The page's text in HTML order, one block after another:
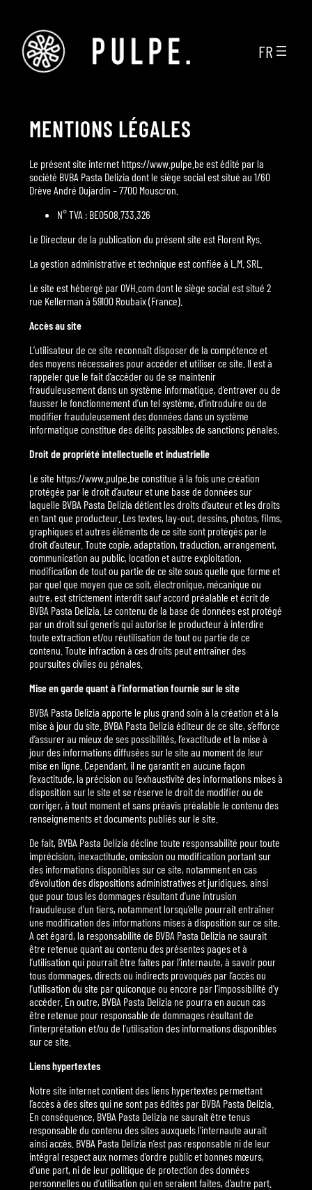
contenu
FR
MENTIONS LÉGALES
Le présent site internet https://www.pulpe.be est édité par la
société BVBA Pasta Delizia dont le siège social est situé au 1/60
Drève André Dujardin – 7700 Mouscron.
N° TVA : BE0508.733.326
Le Directeur de la publication du présent site est Florent Rys.
La gestion administrative et technique est confiée à L.M. SRL.
Le site est hébergé par OVH.com dont le siège social est situé 2
rue Kellerman à 59100 Roubaix (France).
Accès au site
L’utilisateur de ce site reconnaît disposer de la compétence et
des moyens nécessaires pour accéder et utiliser ce site. Il est à
rappeler que le fait d’accéder ou de se maintenir
frauduleusement dans un système informatique, d’entraver ou de
fausser le fonctionnement d’un tel système, d’introduire ou de
modifier frauduleusement des données dans un système
informatique constitue des délits passibles de sanctions pénales.
Droit de propriété intellectuelle et industrielle
Le site https://www.pulpe.be constitue à la fois une création
protégée par le droit d’auteur et une base de données sur
laquelle BVBA Pasta Delizia détient les droits d’auteur et les droits
en tant que producteur. Les textes, lay-out, dessins, photos, films,
graphiques et autres éléments de ce site sont protégés par le
droit d’auteur. Toute copie, adaptation, traduction, arrangement,
communication au public, location et autre exploitation,
modification de tout ou partie de ce site sous quelle que forme et
par quel que moyen que ce soit, électronique, mécanique ou
autre, est strictement interdit sauf accord préalable et écrit de
BVBA Pasta Delizia. Le contenu de la base de données est protégé
par un droit sui generis qui autorise le producteur à interdire
toute extraction et/ou réutilisation de tout ou partie de ce
contenu. Toute infraction à ces droits peut entraîner des
poursuites civiles ou pénales.
Mise en garde quant à l’information fournie sur le site
BVBA Pasta Delizia apporte le plus grand soin à la création et à la
mise à jour du site. BVBA Pasta Delizia éditeur de ce site, s’efforce
d’assurer au mieux de ses possibilités, l’exactitude et la mise à
jour des informations diffusées sur le site au moment de leur
mise en ligne. Cependant, il ne garantit en aucune façon
l’exactitude, la précision ou l’exhaustivité des informations mises à
disposition sur le site et se réserve le droit de modifier ou de
corriger, à tout moment et sans préavis préalable le contenu des
renseignements et documents publiés sur le site.
De fait, BVBA Pasta Delizia décline toute responsabilité pour toute
imprécision, inexactitude, omission ou modification portant sur
des informations disponibles sur ce site, notamment en cas
d’évolution des dispositions administratives et juridiques, ainsi
que pour tous les dommages résultant d’une intrusion
frauduleuse d’un tiers, notamment lorsqu’elle pourrait entraîner
une modification des informations mises à disposition sur ce site.
A cet égard, la responsabilité de BVBA Pasta Delizia ne saurait
être retenue quant au contenu des présentes pages et à
l’utilisation qui pourrait être faites par l’internaute, à savoir pour
tous dommages, directs ou indirects provoqués par l’accès ou
l’utilisation du site par quiconque ou encore par l’impossibilité d’y
accéder. En outre, BVBA Pasta Delizia ne pourra en aucun cas
être retenue pour responsable de dommages résultant de
l’interprétation et/ou de l’utilisation des informations disponibles
sur ce site.
Liens hypertextes
Notre site internet contient des liens hypertextes permettant
l’accès à des sites qui ne sont pas édités par BVBA Pasta Delizia.
En conséquence, BVBA Pasta Delizia ne saurait être tenus
responsable du contenu des sites auxquels l’internaute aurait
ainsi accès. BVBA Pasta Delizia n’est pas responsable ni de leur
intégral respect aux normes d’ordre public et bonnes mœurs,
d’une part, ni de leur politique de protection des données
personnelles ou d’utilisation qui en seraient faites, d’autre part.